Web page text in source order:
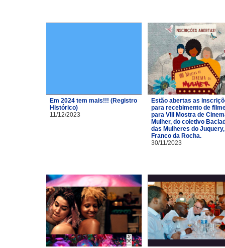
Em 2024 tem mais!!! (Registro
Histórico)
11/12/2023
Estão abertas as
para recebimento de
para VIII Mostra de
Mulher, do coletivo
das Mulheres do
Franco da Rocha.
30/11/2023